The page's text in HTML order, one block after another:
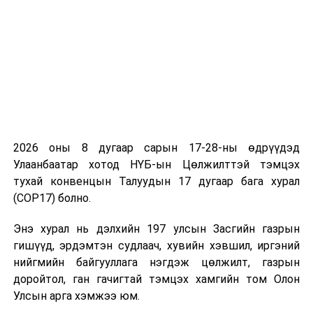
автомашинтай болж, дэлхийд анти-статистикаараа
тэргүүлэх магадлалтай. Өмнө нь нийслэлийн зүгээс
түгжрэлийг бууруулах чиглэлээр авто замын сүлжээг
өргөтгөн, гүүр барих бодлого барьж байв. Сүүлийн 10
орчим хувиар өргөжсөн байна. Гэтэл 325 мянга
байсан тээврийн хэрэгслийн тоо өнөөдөр 720
мянгад хүрчээ. Тиймээс авто зам өргөтгөлөө гээд
түгжрэлийг бууруулж чадахгүй гэдэгтэй эвлэрэхээс
өөр аргагүй. Тус хуулийн төслийн хамгийн эхний
2026 оны 8 дугаар сарын 17-28-ны өдрүүдэд
Улаанбаатар хотод НҮБ-ын Цөлжилттэй тэмцэх
тухай конвенцын Талуудын 17 дугаар бага хурал
(COP17) болно.
Энэ хурал нь дэлхийн 197 улсын Засгийн газрын
гишүүд, эрдэмтэн судлаач, хувийн хэвшил, иргэний
нийгмийн байгууллага нэгдэж цөлжилт, газрын
доройтол, ган гачигтай тэмцэх хамгийн том Олон
Улсын арга хэмжээ юм.